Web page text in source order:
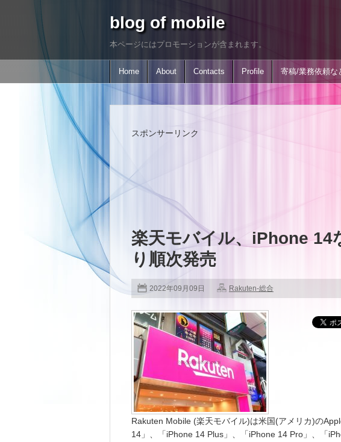
blog of mobile
本ページにはプロモーションが含まれます。
Home About Contacts Profile 寄稿/業務依頼な
スポンサーリンク
楽天モバイル、iPhone 14
り順次発売
2022年09月09日 Rakuten-総合
Rakuten Mobile (楽天モバイル)は米国(アメリカ)の
14」、「iPhone 14 Plus」、「iPhone 14 Pro」、「